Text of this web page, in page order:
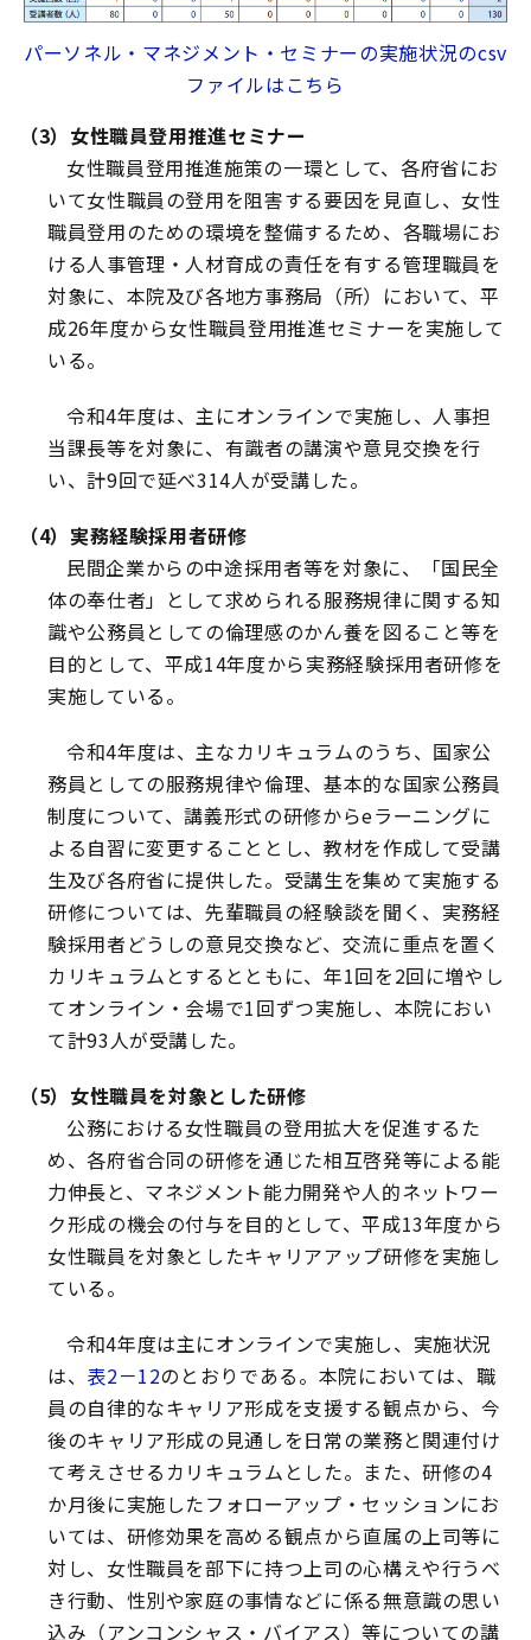
パーソネル・マネジメント・セミナーの実施状況のcsv
ファイルはこちら
（3）女性職員登用推進セミナー
女性職員登用推進施策の一環として、各府省にお
いて女性職員の登用を阻害する要因を見直し、女性
職員登用のための環境を整備するため、各職場にお
ける人事管理・人材育成の責任を有する管理職員を
対象に、本院及び各地方事務局（所）において、平
成26年度から女性職員登用推進セミナーを実施して
いる。
令和4年度は、主にオンラインで実施し、人事担
当課長等を対象に、有識者の講演や意見交換を行
い、計9回で延べ314人が受講した。
（4）実務経験採用者研修
民間企業からの中途採用者等を対象に、「国民全
体の奉仕者」として求められる服務規律に関する知
識や公務員としての倫理感のかん養を図ること等を
目的として、平成14年度から実務経験採用者研修を
実施している。
令和4年度は、主なカリキュラムのうち、国家公
務員としての服務規律や倫理、基本的な国家公務員
制度について、講義形式の研修からeラーニングに
よる自習に変更することとし、教材を作成して受講
生及び各府省に提供した。受講生を集めて実施する
研修については、先輩職員の経験談を聞く、実務経
験採用者どうしの意見交換など、交流に重点を置く
カリキュラムとするとともに、年1回を2回に増やし
てオンライン・会場で1回ずつ実施し、本院におい
て計93人が受講した。
（5）女性職員を対象とした研修
公務における女性職員の登用拡大を促進するた
め、各府省合同の研修を通じた相互啓発等による能
力伸長と、マネジメント能力開発や人的ネットワー
ク形成の機会の付与を目的として、平成13年度から
女性職員を対象としたキャリアアップ研修を実施し
ている。
令和4年度は主にオンラインで実施し、実施状況
は、 表2－12のとおりである。本院においては、職
員の自律的なキャリア形成を支援する観点から、今
後のキャリア形成の見通しを日常の業務と関連付け
て考えさせるカリキュラムとした。また、研修の4
か月後に実施したフォローアップ・セッションにお
いては、研修効果を高める観点から直属の上司等に
対し、女性職員を部下に持つ上司の心構えや行うべ
き行動、性別や家庭の事情などに係る無意識の思い
込み（アンコンシャス・バイアス）等についての講